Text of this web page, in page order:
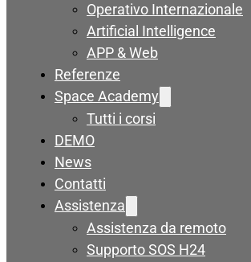
Operativo Internazionale
Artificial Intelligence
APP & Web
Referenze
Space Academy
Tutti i corsi
DEMO
News
Contatti
Assistenza
Assistenza da remoto
Supporto SOS H24